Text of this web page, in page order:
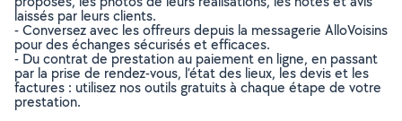
laissés par leurs clients.
- Conversez avec les offreurs depuis la messagerie AlloVoisins
pour des échanges sécurisés et efficaces.
- Du contrat de prestation au paiement en ligne, en passant
par la prise de rendez-vous, l’état des lieux, les devis et les
factures : utilisez nos outils gratuits à chaque étape de votre
prestation.